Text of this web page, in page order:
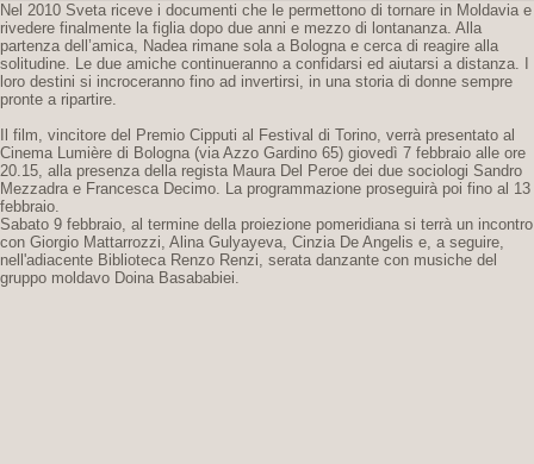
Nel 2010 Sveta riceve i documenti che le permettono di tornare in Moldavia e
rivedere finalmente la figlia dopo due anni e mezzo di lontananza. Alla
partenza dell’amica, Nadea rimane sola a Bologna e cerca di reagire alla
solitudine. Le due amiche continueranno a confidarsi ed aiutarsi a distanza. I
loro destini si incroceranno fino ad invertirsi, in una storia di donne sempre
pronte a ripartire.
Il film, vincitore del Premio Cipputi al Festival di Torino, verrà presentato al
Cinema Lumière di Bologna (via Azzo Gardino 65) giovedì 7 febbraio alle ore
20.15, alla presenza della regista Maura Del Peroe dei due sociologi Sandro
Mezzadra e Francesca Decimo. La programmazione proseguirà poi fino al 13
febbraio.
Sabato 9 febbraio, al termine della proiezione pomeridiana si terrà un incontro
con Giorgio Mattarrozzi, Alina Gulyayeva, Cinzia De Angelis e, a seguire,
nell'adiacente Biblioteca Renzo Renzi, serata danzante con musiche del
gruppo moldavo Doina Basababiei.